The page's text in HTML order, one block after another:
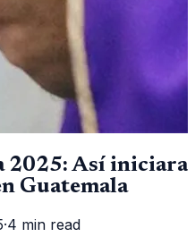
2025: Así iniciara
Guatemala
·4 min read